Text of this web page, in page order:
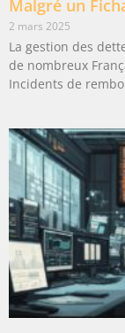
Malgré un
2 mars 2025
La gestion des
de nombreux
Incidents de